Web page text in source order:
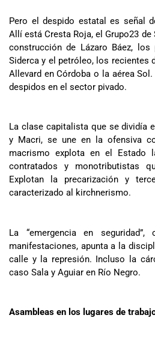
Pero el despido estatal es señal
Allí está Cresta Roja, el Grupo23
construcción de Lázaro Báez, los
Siderca y el petróleo, los recientes
Allevard en Córdoba o la aérea
despidos en el sector pivado.
La clase capitalista que se dividía
y Macri, se une en la ofensiva
macrismo explota en el Estado
contratados y monotributistas
Explotan la precarización y
caracterizado al kirchnerismo.
La “emergencia en
manifestaciones, apunta a la
calle y la represión. Incluso la
caso Sala y Aguiar en Río Negro.
Asambleas en los lugares de